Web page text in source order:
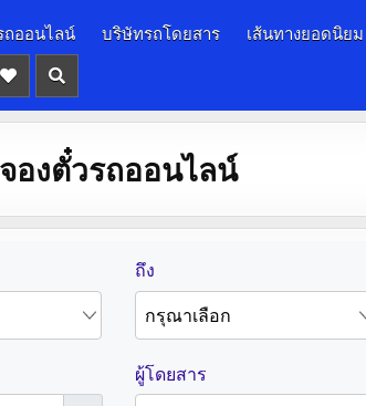
ถออนไลน์ บริษัทรถโดยสาร
เส้นทางยอดนิยม
จองตั๋วรถออนไลน์